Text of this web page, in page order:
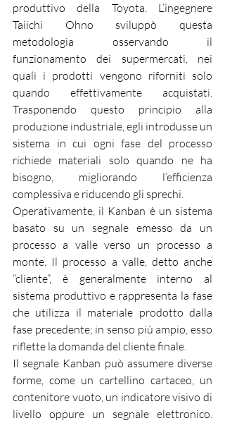
produttivo della Toyota. L’ingegnere
Taiichi Ohno sviluppò questa
metodologia osservando il
funzionamento dei supermercati, nei
quali i prodotti vengono riforniti solo
quando effettivamente acquistati.
Trasponendo questo principio alla
produzione industriale, egli introdusse un
sistema in cui ogni fase del processo
richiede materiali solo quando ne ha
bisogno, migliorando l’efficienza
complessiva e riducendo gli sprechi.
Operativamente, il Kanban è un sistema
basato su un segnale emesso da un
processo a valle verso un processo a
monte. Il processo a valle, detto anche
“cliente”, è generalmente interno al
sistema produttivo e rappresenta la fase
che utilizza il materiale prodotto dalla
fase precedente; in senso più ampio, esso
riflette la domanda del cliente finale.
Il segnale Kanban può assumere diverse
forme, come un cartellino cartaceo, un
contenitore vuoto, un indicatore visivo di
livello oppure un segnale elettronico.